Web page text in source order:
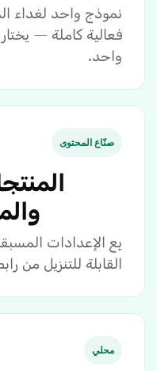
نموذج واحد لغداء
فعالية كاملة —
واحد.
صنّاع المحتوى
بِع الإعدادات
القابلة للتنزيل من
محلي